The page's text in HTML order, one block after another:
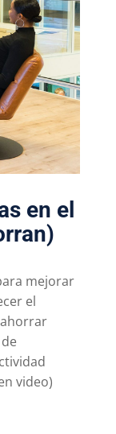
en el
mejorar
el
video)